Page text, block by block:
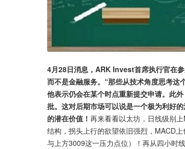
4月28日消息，ARK Invest首席执行官在
而不是金融服务。“那些从技术角度思考
他表示仍会在某个时点重新提交申请。此
批。这对后期市场可以说是一个极为利好
的潜在价值！ 再来看看以太坊，日线级别
结构，拐头上行的欲望依旧强烈，MACD
与上方3009这一压力点位）！再从四小时